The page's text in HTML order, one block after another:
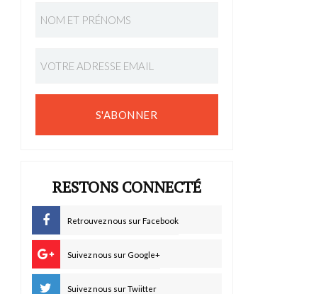
S'ABONNER
RESTONS CONNECTÉ
Retrouvez nous sur Facebook
Suivez nous sur Google+
Suivez nous sur Twiitter